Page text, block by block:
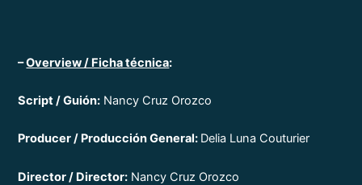
–Overview / Ficha técnica:
Script / Guión: Nancy Cruz Orozco
Producer / Producción General: Delia Luna Couturier
Director / Director: Nancy Cruz Orozco